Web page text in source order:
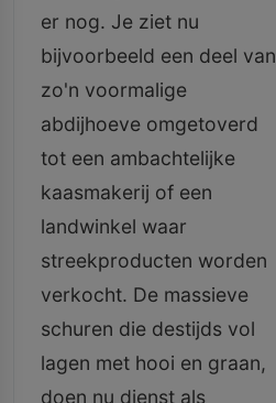
er nog. Je ziet nu
bijvoorbeeld een deel van
zo'n voormalige
abdijhoeve omgetoverd
tot een ambachtelijke
kaasmakerij of een
landwinkel waar
streekproducten worden
verkocht. De massieve
schuren die destijds vol
lagen met hooi en graan,
doen nu dienst als